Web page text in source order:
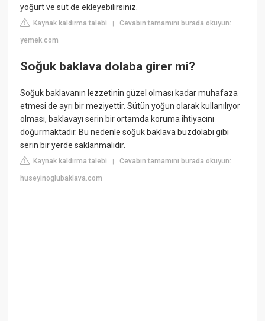
yoğurt ve süt de ekleyebilirsiniz.
Kaynak kaldırma talebi |Cevabın tamamını burada okuyun:
yemek.com
Soğuk baklava dolaba girer mi?
Soğuk baklavanın lezzetinin güzel olması kadar muhafaza
etmesi de ayrı bir meziyettir. Sütün yoğun olarak kullanılıyor
olması, baklavayı serin bir ortamda koruma ihtiyacını
doğurmaktadır. Bu nedenle soğuk baklava buzdolabı gibi
serin bir yerde saklanmalıdır.
Kaynak kaldırma talebi |Cevabın tamamını burada okuyun:
huseyinoglubaklava.com